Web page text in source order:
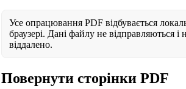
Усе опрацювання PDF відбувається
браузері. Дані файлу не відправляються і
віддалено.
Повернути сторінки PDF